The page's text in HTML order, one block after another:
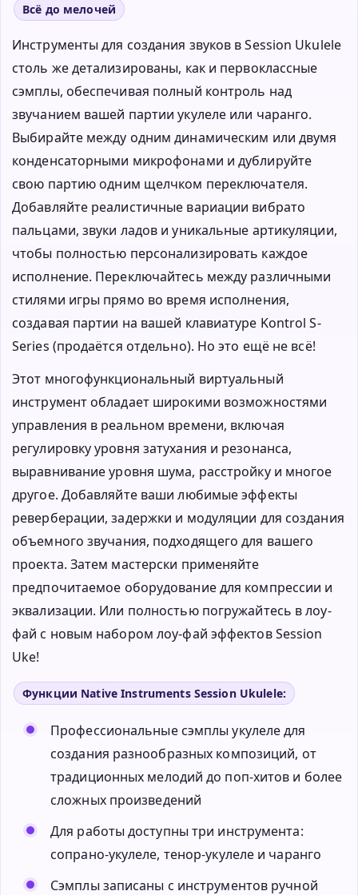
Всё до мелочей
Инструменты для создания звуков в Session Ukulele
столь же детализированы, как и первоклассные
сэмплы, обеспечивая полный контроль над
звучанием вашей партии укулеле или чаранго.
Выбирайте между одним динамическим или двумя
конденсаторными микрофонами и дублируйте
свою партию одним щелчком переключателя.
Добавляйте реалистичные вариации вибрато
пальцами, звуки ладов и уникальные артикуляции,
чтобы полностью персонализировать каждое
исполнение. Переключайтесь между различными
стилями игры прямо во время исполнения,
создавая партии на вашей клавиатуре Kontrol S-
Series (продаётся отдельно). Но это ещё не всё!
Этот многофункциональный виртуальный
инструмент обладает широкими возможностями
управления в реальном времени, включая
регулировку уровня затухания и резонанса,
выравнивание уровня шума, расстройку и многое
другое. Добавляйте ваши любимые эффекты
реверберации, задержки и модуляции для создания
объемного звучания, подходящего для вашего
проекта. Затем мастерски применяйте
предпочитаемое оборудование для компрессии и
эквализации. Или полностью погружайтесь в лоу-
фай с новым набором лоу-фай эффектов Session
Uke!
Функции Native Instruments Session Ukulele:
Профессиональные сэмплы укулеле для
создания разнообразных композиций, от
традиционных мелодий до поп-хитов и более
сложных произведений
Для работы доступны три инструмента:
сопрано-укулеле, тенор-укулеле и чаранго
Сэмплы записаны с инструментов ручной